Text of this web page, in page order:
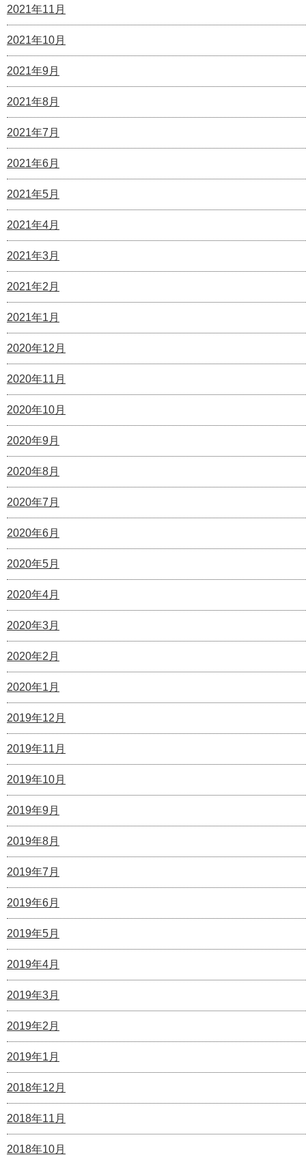
2021年11月
2021年10月
2021年9月
2021年8月
2021年7月
2021年6月
2021年5月
2021年4月
2021年3月
2021年2月
2021年1月
2020年12月
2020年11月
2020年10月
2020年9月
2020年8月
2020年7月
2020年6月
2020年5月
2020年4月
2020年3月
2020年2月
2020年1月
2019年12月
2019年11月
2019年10月
2019年9月
2019年8月
2019年7月
2019年6月
2019年5月
2019年4月
2019年3月
2019年2月
2019年1月
2018年12月
2018年11月
2018年10月